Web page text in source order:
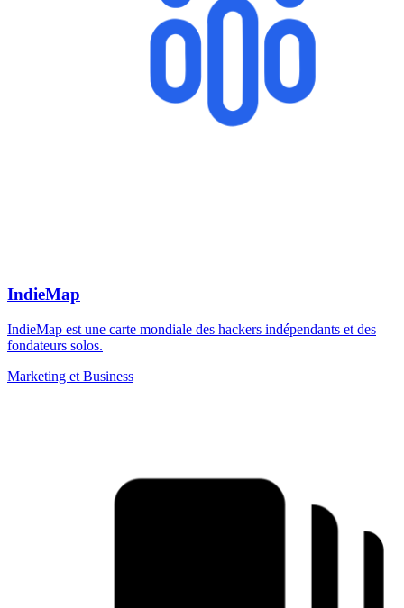
IndieMap
IndieMap est une carte mondiale des hackers indépendants et des
fondateurs solos.
Marketing et Business